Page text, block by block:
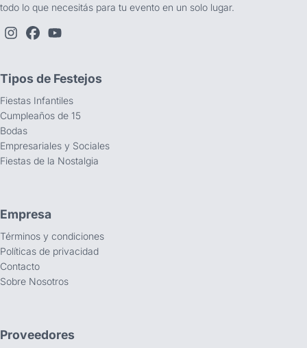
todo lo que necesitás para tu evento en un solo lugar.
Tipos de Festejos
Fiestas Infantiles
Cumpleaños de 15
Bodas
Empresariales y Sociales
Fiestas de la Nostalgia
Empresa
Términos y condiciones
Políticas de privacidad
Contacto
Sobre Nosotros
Proveedores